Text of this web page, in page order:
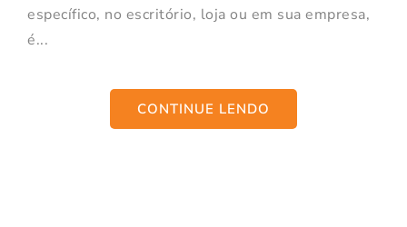
específico, no escritório, loja ou em sua empresa,
é...
CONTINUE LENDO